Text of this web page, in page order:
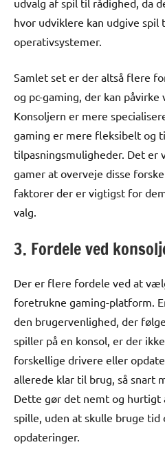
udvalg af spil til rådighed, da
hvor udviklere kan udgive spil
operativsystemer.
Samlet set er der altså flere
og pc-gaming, der kan
Konsoljern er mere
gaming er mere fleksibelt og
tilpasningsmuligheder. Det er
gamer at overveje disse
faktorer der er vigtigst for
valg.
3. Fordele ved
Der er flere fordele ved at
foretrukne gaming-platform.
den brugervenlighed, der
spiller på en konsol, er der
forskellige drivere eller
allerede klar til brug, så snart
Dette gør det nemt og hurtigt
spille, uden at skulle bruge
opdateringer.